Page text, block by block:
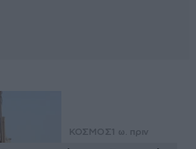
ΚΟΣΜΟΣ 1 ω. πριν